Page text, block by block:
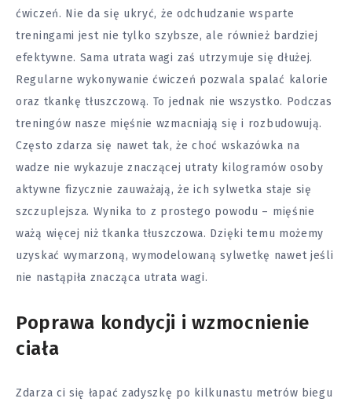
ćwiczeń. Nie da się ukryć, że odchudzanie wsparte
treningami jest nie tylko szybsze, ale również bardziej
efektywne. Sama utrata wagi zaś utrzymuje się dłużej.
Regularne wykonywanie ćwiczeń pozwala spalać kalorie
oraz tkankę tłuszczową. To jednak nie wszystko. Podczas
treningów nasze mięśnie wzmacniają się i rozbudowują.
Często zdarza się nawet tak, że choć wskazówka na
wadze nie wykazuje znaczącej utraty kilogramów osoby
aktywne fizycznie zauważają, że ich sylwetka staje się
szczuplejsza. Wynika to z prostego powodu – mięśnie
ważą więcej niż tkanka tłuszczowa. Dzięki temu możemy
uzyskać wymarzoną, wymodelowaną sylwetkę nawet jeśli
nie nastąpiła znacząca utrata wagi.
Poprawa kondycji i wzmocnienie
ciała
Zdarza ci się łapać zadyszkę po kilkunastu metrów biegu